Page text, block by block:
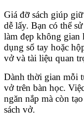
Giá đỡ sách giúp
dễ lấy. Bạn có thể
làm đẹp không gian
dụng sổ tay hoặc
vở và tài liệu quan
Dành thời gian mỗi
vở trên bàn học.
ngăn nắp mà còn
sách vở.